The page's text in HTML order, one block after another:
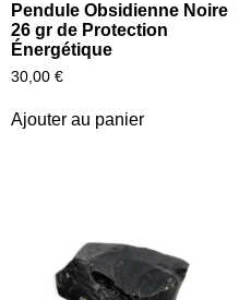
Pendule Obsidienne Noire
26 gr de Protection
Énergétique
30,00 €
Ajouter au panier